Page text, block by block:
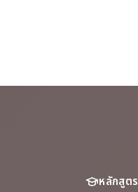
หลักสูตร